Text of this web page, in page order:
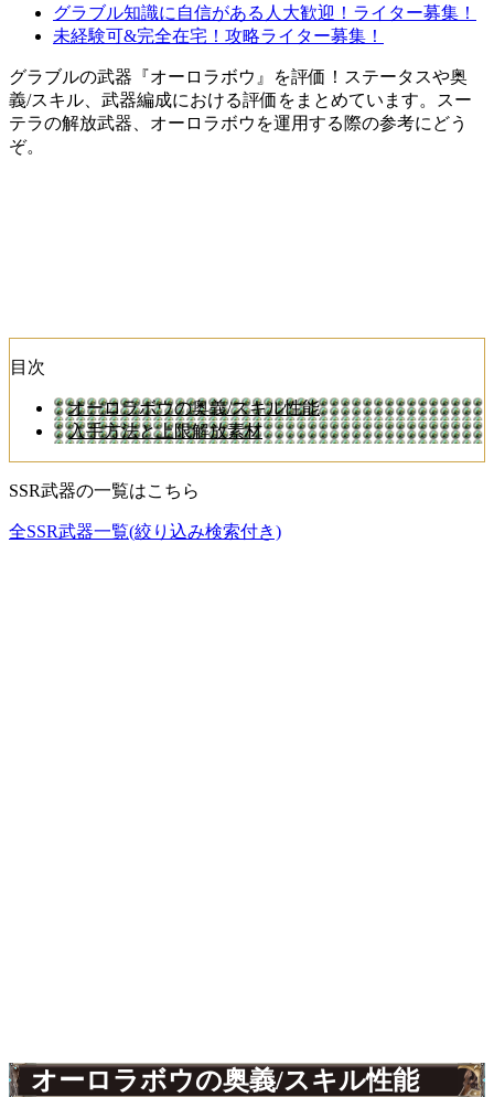
グラブル知識に自信がある人大歓迎！ライター募集！
未経験可&完全在宅！攻略ライター募集！
グラブルの武器『オーロラボウ』を評価！ステータスや奥
義/スキル、武器編成における評価をまとめています。スー
テラの解放武器、オーロラボウを運用する際の参考にどう
ぞ。
目次
オーロラボウの奥義/スキル性能
入手方法と上限解放素材
SSR武器の一覧はこちら
全SSR武器一覧(絞り込み検索付き)
オーロラボウの奥義/スキル性能